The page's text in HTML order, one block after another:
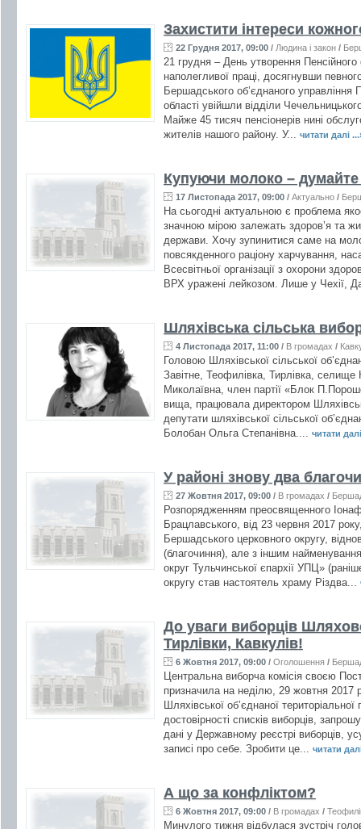
Захистити інтереси
22 Грудня 2017, 09:00 / Людина і закон /
21 грудня – День утворення
наполегливої праці, досягнувши
Бершадського об’єднаного управління
області увійшли відділи
Майже 45 тисяч пенсіонерів нині
жителів нашого району. У... читати далі
Купуючи молоко – думайте
17 Листопада 2017, 09:00 / Актуально /
На сьогодні актуальною є проблема
значною мірою залежать здоров’я та
держави. Хочу зупинитися саме на
повсякденного раціону харчування,
Всесвітньої організації з охорони
ВРХ уражені лейкозом. Лише у Чехії,
Шляхівська сільська
4 Листопада 2017, 11:00 / В громадах /
Головою Шляхівської сільської
Завітне, Теофилівка, Тирлівка,
Миколаївна, член партії «Блок
вища, працювала директором
депутати шляхівської сільської
Болобан Ольга Степанівна.... читати
У районі знову два
27 Жовтня 2017, 09:00 / В громадах /
Розпорядженням преосвященного
Брацлавського, від 23 червня 2017
Бершадського церковного округу,
(благочиння), але з іншим
округ Тульчинської єпархії УПЦ»
округу став настоятель храму Різдва...
До уваги виборців
Тирлівки, Кавкулів!
6 Жовтня 2017, 09:00 / Оголошення /
Центральна виборча комісія своєю
призначила на неділю, 29 жовтня 2017
Шляхівської об’єднаної
достовірності списків виборців,
дані у Державному реєстрі виборців,
записі про себе. Зробити це... читати
А що за конфліктом?
6 Жовтня 2017, 09:00 / В громадах /
Минулого тижня відбулася зустріч